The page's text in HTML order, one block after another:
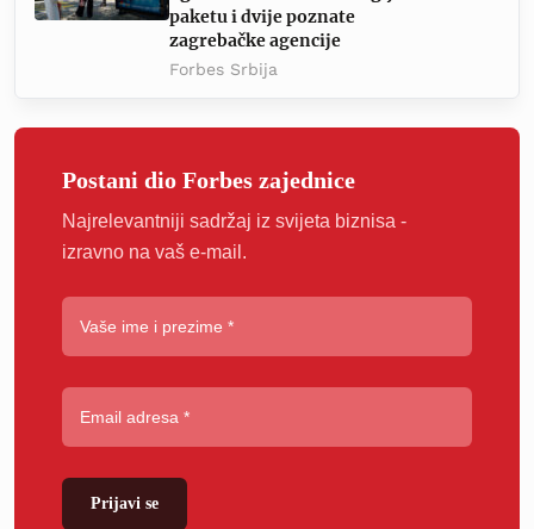
paketu i dvije poznate
zagrebačke agencije
Forbes Srbija
Postani dio Forbes zajednice
Najrelevantniji sadržaj iz svijeta biznisa -
izravno na vaš e-mail.
Prijavi se